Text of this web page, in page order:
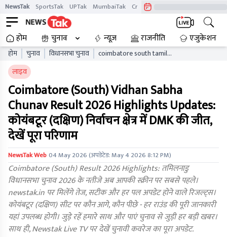
NewsTak SportsTak UPTak MumbaiTak CrimeTak
होम चुनाव न्यूज़ राजनीति एजुकेशन
होम चुनाव विधानसभा चुनाव
coimbatore south tamil
लाइव
Coimbatore (South) Vidhan Sabha
Chunav Result 2026 Highlights Updates:
कोयंबटूर (दक्षिण) निर्वाचन क्षेत्र में DMK की जीत,
देखें पूरा परिणाम
NewsTak Web04 May 2026(अपडेटेड:May 4 2026 8:12 PM)
Coimbatore (South) Result 2026 Highlights: तमिलनाडु
विधानसभा चुनाव 2026 के नतीजे अब आपकी स्क्रीन पर सबसे पहले।
newstak.in पर मिलेंगे तेज, सटीक और हर पल अपडेट होने वाले रिजल्ट्स।
कोयंबटूर (दक्षिण) सीट पर कौन आगे, कौन पीछे - हर राउंड की पूरी जानकारी
यहां उपलब्ध होगी। जुड़े रहें हमारे साथ और पाएं चुनाव से जुड़ी हर बड़ी खबर।
साथ ही, Newstak Live TV पर देखें चुनावी कवरेज का पूरा अपडेट.